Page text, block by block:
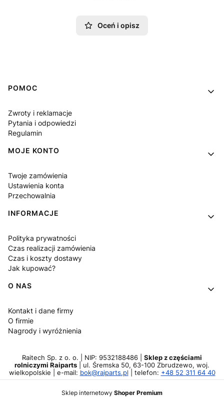
Oceń i opisz
Linki w stopce
POMOC
Zwroty i reklamacje
Pytania i odpowiedzi
Regulamin
MOJE KONTO
Twoje zamówienia
Ustawienia konta
Przechowalnia
INFORMACJE
Polityka prywatności
Czas realizacji zamówienia
Czas i koszty dostawy
Jak kupować?
O NAS
Kontakt i dane firmy
O firmie
Nagrody i wyróżnienia
Raitech Sp. z o. o. | NIP: 9532188486 | Sklep z częściami
rolniczymi Raiparts | ul. Śremska 50, 63-100 Zbrudzewo, woj.
wielkopolskie | e-mail: bok@raiparts.pl | telefon: +48 52 311 64 40
Sklep internetowy Shoper Premium